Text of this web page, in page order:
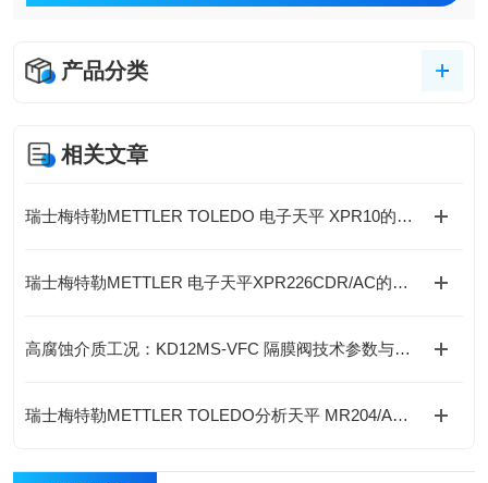
产品分类
相关文章
瑞士梅特勒METTLER TOLEDO 电子天平 XPR10的特点
瑞士梅特勒METTLER 电子天平XPR226CDR/AC的特点
高腐蚀介质工况：KD12MS-VFC 隔膜阀技术参数与选型参考
瑞士梅特勒METTLER TOLEDO分析天平 MR204/A的特点